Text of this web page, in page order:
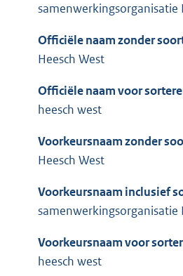
samenwerkingsorganisatie
Officiële naam zonder
Heesch West
Officiële naam voor
heesch west
Voorkeursnaam zonder
Heesch West
Voorkeursnaam inclusief
samenwerkingsorganisatie
Voorkeursnaam voor
heesch west